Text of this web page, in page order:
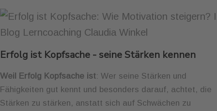
Erfolg ist Kopfsache - seine Stärken kennen
Weil Erfolg Kopfsache ist: Wer seine Stärken und
Fähigkeiten gut kennt und besonders darauf, achtet, die
Stärken zu stärken, anstatt sich auf Schwächen zu